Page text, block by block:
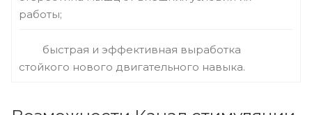
работы;
быстрая и эффективная выработка
стойкого нового двигательного навыка.